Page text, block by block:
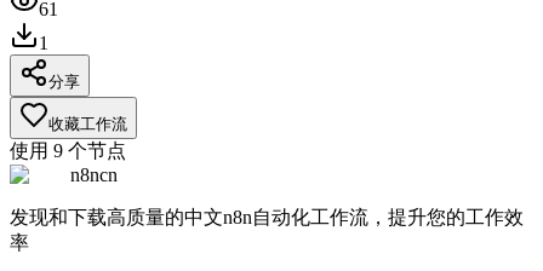
61
1
分享
收藏工作流
使用 9 个节点
n8ncn
发现和下载高质量的中文n8n自动化工作流，提升您的工作效
率